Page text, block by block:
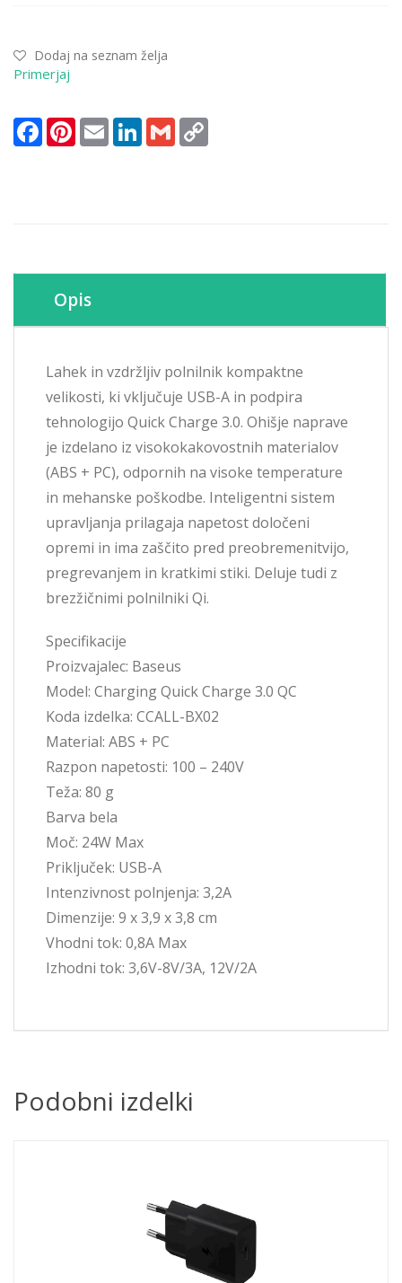
USB-
A
za
mobilni
Dodaj na seznam želja
Primerjaj
FacebookPinterest
Email LinkedInGmail
Opis
Lahek in vzdržljiv polnilnik kompaktne
velikosti, ki vključuje USB-A in podpira
tehnologijo Quick Charge 3.0. Ohišje naprave
je izdelano iz visokokakovostnih materialov
(ABS + PC), odpornih na visoke temperature
in mehanske poškodbe. Inteligentni sistem
upravljanja prilagaja napetost določeni
opremi in ima zaščito pred preobremenitvijo,
pregrevanjem in kratkimi stiki. Deluje tudi z
brezžičnimi polnilniki Qi.
Specifikacije
Proizvajalec: Baseus
Model: Charging Quick Charge 3.0 QC
Koda izdelka: CCALL-BX02
Material: ABS + PC
Razpon napetosti: 100 – 240V
Teža: 80 g
Barva bela
Moč: 24W Max
Priključek: USB-A
Intenzivnost polnjenja: 3,2A
Dimenzije: 9 x 3,9 x 3,8 cm
Vhodni tok: 0,8A Max
Izhodni tok: 3,6V-8V/3A, 12V/2A
Podobni izdelki